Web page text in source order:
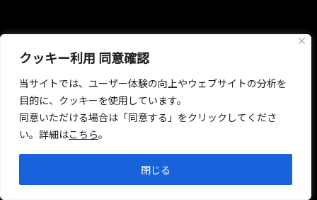
クッキー利用 同意確認
当サイトでは、ユーザー体験の向上やウェブサイトの分析を
目的に、クッキーを使用しています。
同意いただける場合は「同意する」をクリックしてくださ
い。詳細はこちら。
閉じる